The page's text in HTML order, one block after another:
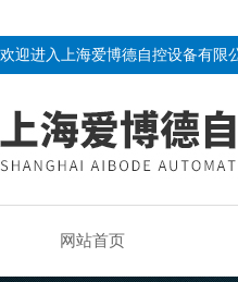
欢迎进入上海爱博德自控设备有限
网站首页